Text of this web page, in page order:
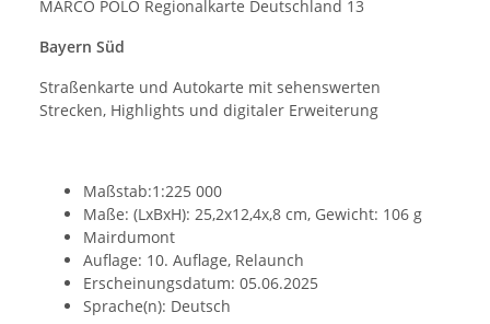
MARCO POLO Regionalkarte Deutschland 13
Bayern Süd
Straßenkarte und Autokarte mit sehenswerten
Strecken, Highlights und digitaler Erweiterung
Maßstab:1:225 000
Maße: (LxBxH): 25,2x12,4x,8 cm, Gewicht: 106 g
Mairdumont
Auflage: 10. Auflage, Relaunch
Erscheinungsdatum: 05.06.2025
Sprache(n): Deutsch